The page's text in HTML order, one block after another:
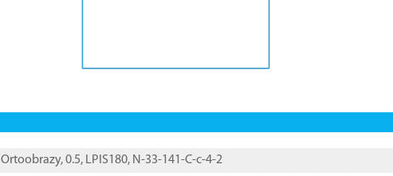
Ortoobrazy, 0.5, LPIS180, N-33-141-C-c-4-2